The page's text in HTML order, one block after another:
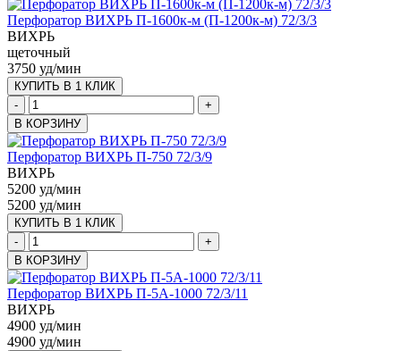
Перфоратор ВИХРЬ П-1600к-м (П-1200к-м) 72/3/3
ВИХРЬ
щеточный
3750 уд/мин
КУПИТЬ В 1 КЛИК
-
+
В КОРЗИНУ
Перфоратор ВИХРЬ П-750 72/3/9
ВИХРЬ
5200 уд/мин
5200 уд/мин
КУПИТЬ В 1 КЛИК
-
+
В КОРЗИНУ
Перфоратор ВИХРЬ П-5А-1000 72/3/11
ВИХРЬ
4900 уд/мин
4900 уд/мин